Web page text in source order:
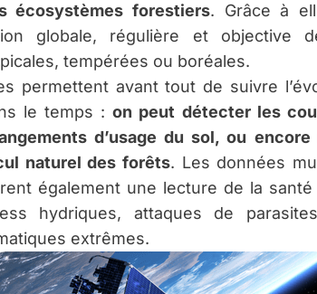
écosystèmes forestiers. Grâce à
globale, régulière et objective
tempérées ou boréales.
permettent avant tout de suivre
le temps :on peut détecter les
d’usage du sol, ou
naturel des forêts. Les données
également une lecture de la
hydriques, attaques de
extrêmes.